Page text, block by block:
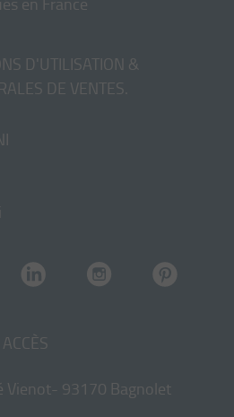
D'UTILISATION &
DE VENTES
Vienot- 93170 Bagnolet